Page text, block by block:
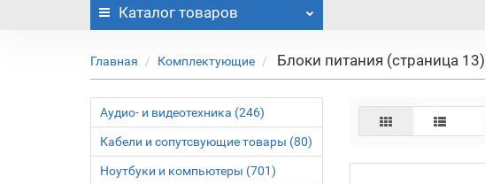
Каталог товаров
Главная Комплектующие Блоки питания (страница 13)
Аудио- и видеотехника (246)
Кабели и сопутсвующие товары (80)
Ноутбуки и компьютеры (701)